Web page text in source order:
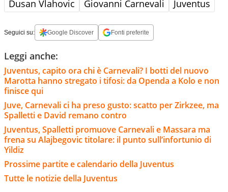
Dusan Vlahovic Giovanni Carnevali Juventus
Seguici su: Google Discover Fonti preferite
Leggi anche:
Juventus, capito ora chi è Carnevali? I botti del nuovo
Marotta hanno stregato i tifosi: da Openda a Kolo e non
finisce qui
Juve, Carnevali ci ha preso gusto: scatto per Zirkzee, ma
Spalletti e David remano contro
Juventus, Spalletti promuove Carnevali e Massara ma
frena su Alajbegovic titolare: il punto sull’infortunio di
Yildiz
Prossime partite e calendario della Juventus
Tutte le notizie della Juventus